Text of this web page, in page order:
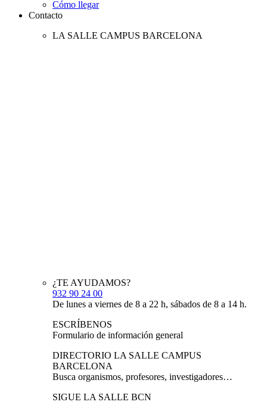
Cómo llegar
Contacto
LA SALLE CAMPUS BARCELONA
¿TE AYUDAMOS?
932 90 24 00
De lunes a viernes de 8 a 22 h, sábados de 8 a 14 h.
ESCRÍBENOS
Formulario de información general
DIRECTORIO LA SALLE CAMPUS
BARCELONA
Busca organismos, profesores, investigadores…
SIGUE LA SALLE BCN